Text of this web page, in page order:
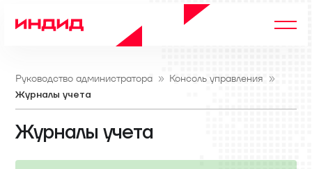
Руководство администратора
Консоль управления
Журналы учета
Журналы учета